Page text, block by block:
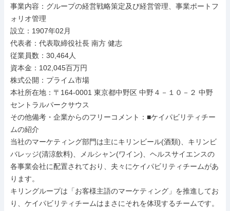
事業内容：グループの経営戦略策定及び経営管理、事業ポートフ
ォリオ管理
設立：1907年02月
代表者：代表取締役社長 南方 健志
従業員数：30,464人
資本金：102,045百万円
株式公開：プライム市場
本社所在地：〒164-0001 東京都中野区 中野４－１０－２ 中野
セントラルパークサウス
その他備考・企業からのフリーコメント：■ケイパビリティチー
ムの紹介
当社のマーケティング部門は主にキリンビール(酒類)、キリンビ
バレッジ(清涼飲料)、メルシャン(ワイン)、ヘルスサイエンスの
各事業会社に配置されており、夫々にケイパビリティチームがあ
ります。
キリングループは「お客様主語のマーケティング」を推進してお
り、ケイパビリティチームはまさにそれを体現するチームです。